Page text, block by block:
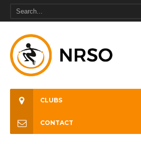
CLUBS
CONTACT